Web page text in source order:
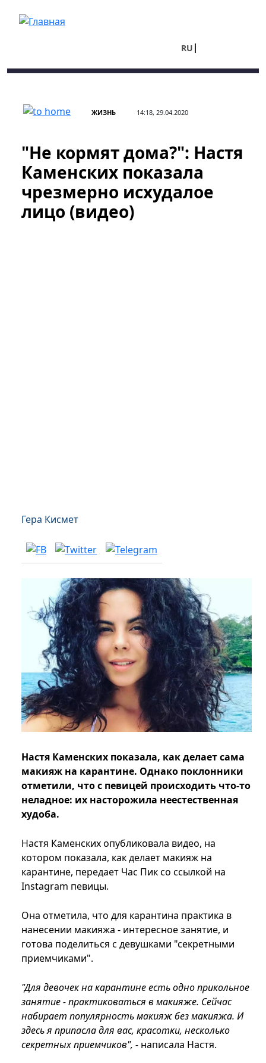
RU
ЖИЗНЬ 14:18, 29.04.2020
"Не кормят дома?": Настя
Каменских показала
чрезмерно исхудалое
лицо (видео)
Гера Кисмет
Настя Каменских показала, как делает сама
макияж на карантине. Однако поклонники
отметили, что с певицей происходить что-то
неладное: их насторожила неестественная
худоба.
Настя Каменских опубликовала видео, на
котором показала, как делает макияж на
карантине, передает Час Пик со ссылкой на
Instagram певицы.
Она отметила, что для карантина практика в
нанесении макияжа - интересное занятие, и
готова поделиться с девушками "секретными
приемчиками".
"Для девочек на карантине есть одно прикольное
занятие - практиковаться в макияже. Сейчас
набирает популярность макияж без макияжа. И
здесь я припасла для вас, красотки, несколько
секретных приемчиков", - написала Настя.